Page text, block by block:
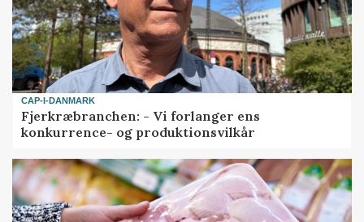
CAP-I-DANMARK
Fjerkræbranchen: - Vi forlanger ens
konkurrence- og produktionsvilkår